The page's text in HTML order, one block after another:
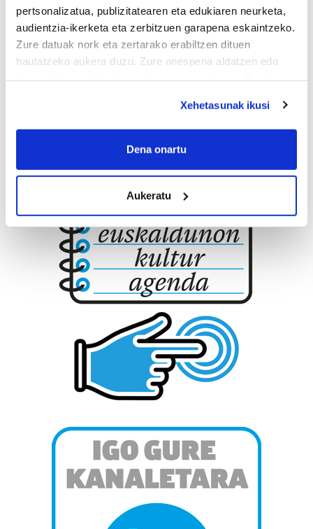
pertsonalizatua, publizitatearen eta edukiaren neurketa,
audientzia-ikerketa eta zerbitzuen garapena eskaintzeko.
Zure datuak nork eta zertarako erabiltzen dituen
hautatzeko aukera duzu. Zure onespena aldatzen edo
If you allow, we would also like to:
Collect information about your geographical
meters
Identify your device by actively scanning it for
specific characteristics (fingerprinting)
Find out more about how your personal data is processed
and set your preferences in the details section
Guk eta gure bazkideek zure datu pertsonalak
prozesatzen ditugu, zure IP zenbakia, besteak beste,
teknologia erabiliz, cookieak adibidez, iragarki eta eduki
pertsonalizatuak eskaintzeko, iragarkiak eta edukia
neurtzeko, jendeari buruzko informazioa biltzeko eta
produktuak garatzeko. Zure datuak nork eta zertarako
erabiltzen dituen hauta dezakezu.
interes komertzial legitimoetan babesten dira. Ikusi gure
bazkideen zerrenda, beren ustez zein helburutarako
duten interes legitimoa eta horren aurka nola egin
dezakezun ikusteko.
Lortu zure datu pertsonalak prozesatzeko moduari
Xehetasunak ikusi
Dena onartu
Aukeratu
Errenteria-Orereta